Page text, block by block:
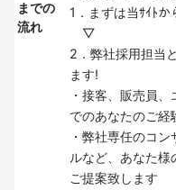
までの
流れ
1．まずは当ｻｲﾄか
▽
2．弊社採用担当
ます!
・接客、販売員
でのあなたのご経
・弊社専任のコ
ルなど、あなた
ご提案致します